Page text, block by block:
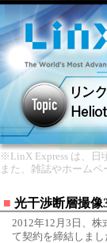
※LinX Express は、日
また、雑誌やホーム
■ 光干渉断層撮像
2012年12月3日、株
て契約を締結しま